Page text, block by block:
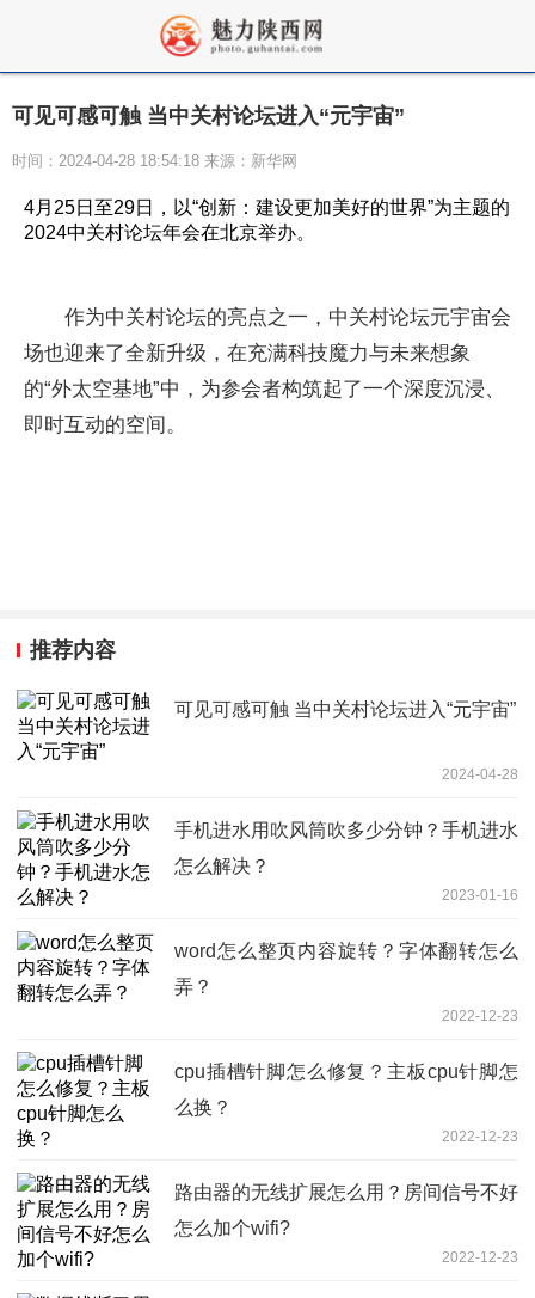
可见可感可触 当中关村论坛进入“元宇宙”
时间：2024-04-28 18:54:18 来源：新华网
4月25日至29日，以“创新：建设更加美好的世界”为主题的
2024中关村论坛年会在北京举办。
作为中关村论坛的亮点之一，中关村论坛元宇宙会
场也迎来了全新升级，在充满科技魔力与未来想象
的“外太空基地”中，为参会者构筑起了一个深度沉浸、
即时互动的空间。
推荐内容
可见可感可触 当中关村论坛进入“元宇宙”
2024-04-28
手机进水用吹风筒吹多少分钟？手机进水
怎么解决？
2023-01-16
word怎么整页内容旋转？字体翻转怎么
弄？
2022-12-23
cpu插槽针脚怎么修复？主板cpu针脚怎
么换？
2022-12-23
路由器的无线扩展怎么用？房间信号不好
怎么加个wifi?
2022-12-23